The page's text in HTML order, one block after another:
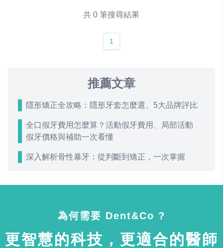
共 0 筆搜尋結果
1
推薦文章
隱形矯正全攻略：隱形牙套怎麼選、5大品牌評比
全口假牙費用怎麼算？活動假牙費用、局部活動
假牙價格與補助一次看懂
深入解析骨性暴牙：從判斷到矯正，一次掌握
為何需要 Dent&Co ?
更智慧的科技，更適合的醫師